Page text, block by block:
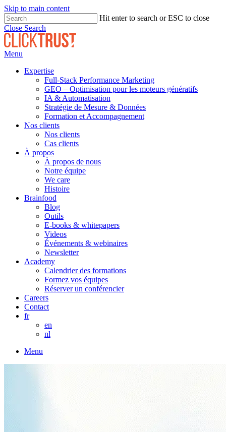
Skip to main content
Hit enter to search or ESC to close
Close Search
Menu
Expertise
Full-Stack Performance Marketing
GEO – Optimisation pour les moteurs génératifs
IA & Automatisation
Stratégie de Mesure & Données
Formation et Accompagnement
Nos clients
Nos clients
Cas clients
À propos
À propos de nous
Notre équipe
We care
Histoire
Brainfood
Blog
Outils
E-books & whitepapers
Videos
Événements & webinaires
Newsletter
Academy
Calendrier des formations
Formez vos équipes
Réserver un conférencier
Careers
Contact
fr
en
nl
Menu